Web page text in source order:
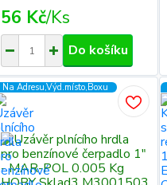
56 Kč/Ks
Do košíku
Na Adresu,Výd.místo,Boxu